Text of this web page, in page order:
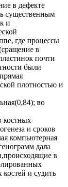
в дефекте
существенным
и
где процессы
в
почти
были
плотностью и
во
костных
и сроков
компьютерная
дала
в
и судить